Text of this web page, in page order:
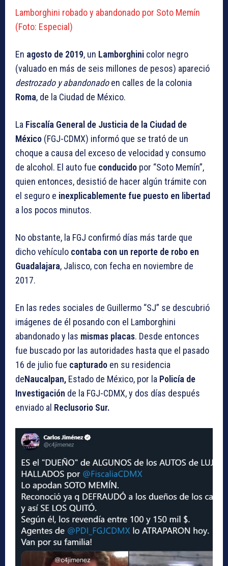
Lamborghini robado y abandonado por Soto Memín
(Foto: Especial)
En agosto de 2019, un Lamborghini color negro
(valuado en más de seis millones de pesos) apareció
destrozado y abandonadoen calles de la colonia
Roma, de la Ciudad de México.
La Fiscalía General de Justicia de la Ciudad de
México (FGJ-CDMX) informó que se trató de un
choque a causa del exceso de velocidad y consumo
de alcohol. El auto fue conducido por “Soto Memín”,
quien entonces, desistió de hacer algún trámite con
el seguro e inexplicablemente fue puesto en libertad
a los pocos minutos.
No obstante, la FGJ confirmó días más tarde que
dicho vehículo contaba con un reporte de robo en
Guadalajara, Jalisco, con fecha en noviembre de
2017.
En las redes sociales de Guillermo “SJ” se descubrió
imágenes de él posando con el Lamborghini
abandonado y las mismas placas. Desde entonces
fue buscado por las autoridades hasta que el pasado
16 de julio fue capturado en su residencia
deNaucalpan, Estado de México, por la Policía de
Investigación de la FGJ-CDMX, y dos días después
enviado al Reclusorio Sur.